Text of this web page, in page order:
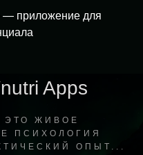
— приложение для
Apps
ЭТО ЖИВОЕ
ПСИХОЛОГИЯ
ОПЫТ...